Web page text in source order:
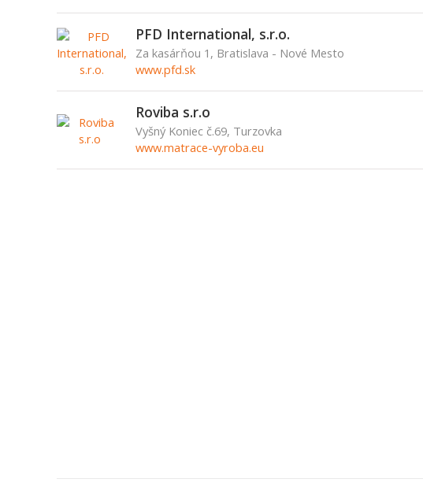
PFD International, s.r.o.
Za kasárňou 1, Bratislava - Nové Mesto
www.pfd.sk
Roviba s.r.o
Vyšný Koniec č.69, Turzovka
www.matrace-vyroba.eu